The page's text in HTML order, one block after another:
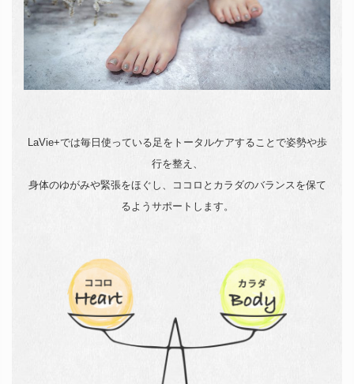
LaVie+では毎日使っている足をトータルケアすることで姿勢や歩
行を整え、
身体のゆがみや緊張をほぐし、ココロとカラダのバランスを保て
るようサポートします。